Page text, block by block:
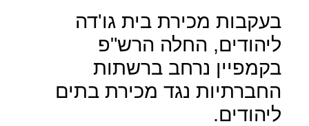
בעקבות מכירת בית גו'דה
ליהודים, החלה הרש"פ
בקמפיין נרחב ברשתות
החברתיות נגד מכירת בתים
ליהודים.